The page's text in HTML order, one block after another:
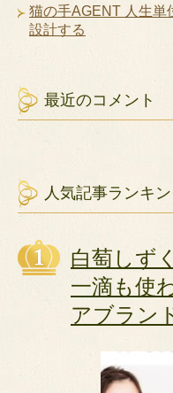
猫の手AGENT 人生単
設計する
最近のコメント
人気記事ランキ
白萄しず
一滴も使
アブラン